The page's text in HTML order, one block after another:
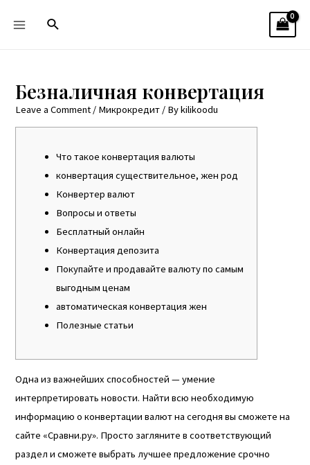
Безналичная конвертация
Leave a Comment / Микрокредит / Bykilikoodu
Что такое конвертация валюты
конвертация cуществительное, жен род
Конвертер валют
Вопросы и ответы
Бесплатный онлайн
Конвертация депозита
Покупайте и продавайте валюту по самым
выгодным ценам
автоматическая конвертация жен
Полезные статьи
Одна из важнейших способностей — умение
интерпретировать новости. Найти всю необходимую
информацию о конвертации валют на сегодня вы сможете на
сайте «Сравни.ру». Просто загляните в соответствующий
раздел и сможете выбрать лучшее предложениесрочно